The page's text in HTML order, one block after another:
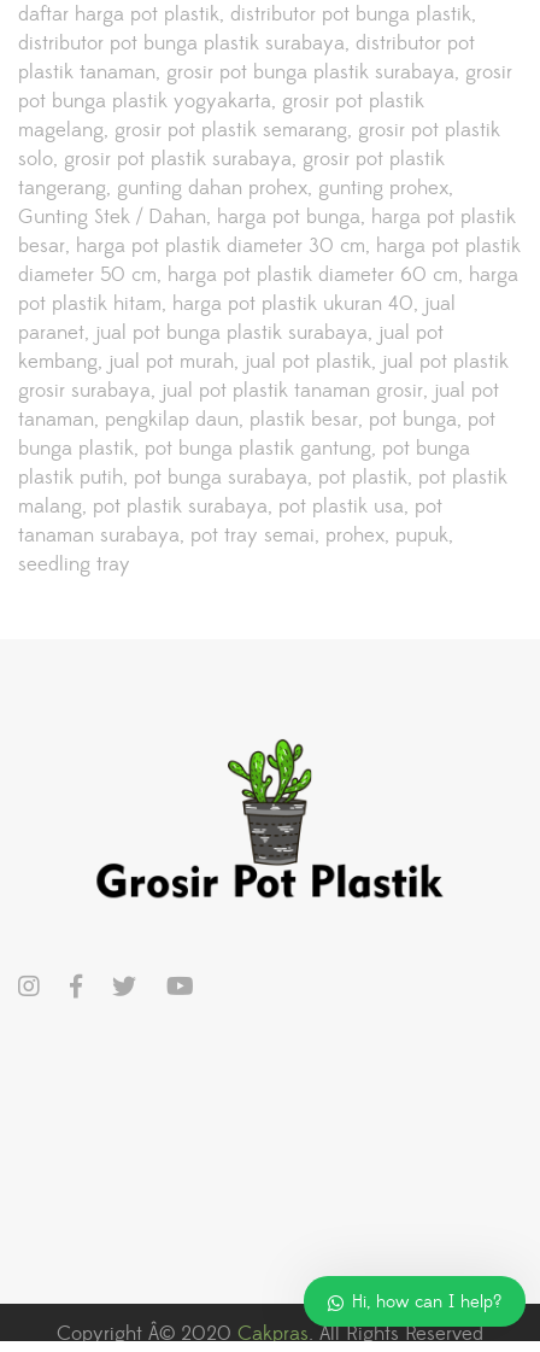
daftar harga pot plastik distributor pot bunga plastik
distributor pot bunga plastik surabaya distributor pot
plastik tanaman grosir pot bunga plastik surabaya grosir
pot bunga plastik yogyakarta grosir pot plastik
magelang grosir pot plastik semarang grosir pot plastik
solo grosir pot plastik surabaya grosir pot plastik
tangerang gunting dahan prohex gunting prohex
Gunting Stek / Dahan harga pot bunga harga pot plastik
besar harga pot plastik diameter 30 cm harga pot plastik
diameter 50 cm harga pot plastik diameter 60 cm harga
pot plastik hitam harga pot plastik ukuran 40 jual
paranet jual pot bunga plastik surabaya jual pot
kembang jual pot murah jual pot plastik jual pot plastik
grosir surabaya jual pot plastik tanaman grosir jual pot
tanaman pengkilap daun plastik besar pot bunga pot
bunga plastik pot bunga plastik gantung pot bunga
plastik putih pot bunga surabaya pot plastik pot plastik
malang pot plastik surabaya pot plastik usa pot
tanaman surabaya pot tray semai prohex pupuk
seedling tray
Copyright Â© 2020 Cakpras. All Rights Reserved
Hi, how can I help?